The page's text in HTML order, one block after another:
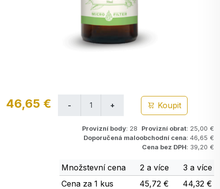
46,65 € Koupit
Provizní body: 28 Provizní obrat: 25,00 €
Doporučená maloobchodní cena: 46,65 €
Cena bez DPH: 39,20 €
Množstevní cena 2 a více
3 a více
Cena za 1 kus
45,72 €
44,32 €